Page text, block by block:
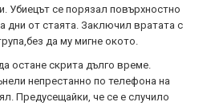
Убиецът се порязал повърхностно
дни от стаята. Заключил вратата с
да му мигне окото.
остане скрита дълго време.
непрестанно по телефона на
Предусещайки, че се е случило